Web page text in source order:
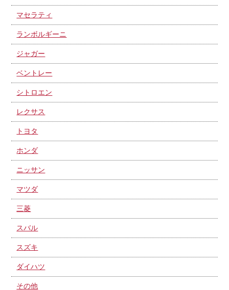
マセラティ
ランボルギーニ
ジャガー
ベントレー
シトロエン
レクサス
トヨタ
ホンダ
ニッサン
マツダ
三菱
スバル
スズキ
ダイハツ
その他